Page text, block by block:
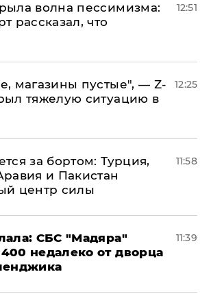
волна пессимизма:
рассказал, что
12:51
магазины пустые", — Z-
тяжелую ситуацию в
12:25
за бортом: Турция,
и Пакистан
центр силы
11:58
СБС "Мадяра"
недалеко от дворца
11:39